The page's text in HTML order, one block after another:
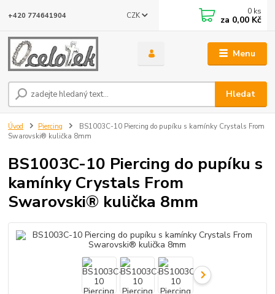
Menu
CZK
Hledat
+420 774641904 0 ks
za 0,00 Kč
Úvod Piercing
BS1003C-10 Piercing do pupíku s kamínky Crystals From
Swarovski® kulička 8mm
BS1003C-10 Piercing do pupíku s
kamínky Crystals From
Swarovski® kulička 8mm